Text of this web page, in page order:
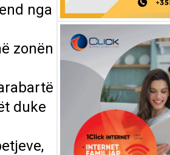
nga
zonën
duke